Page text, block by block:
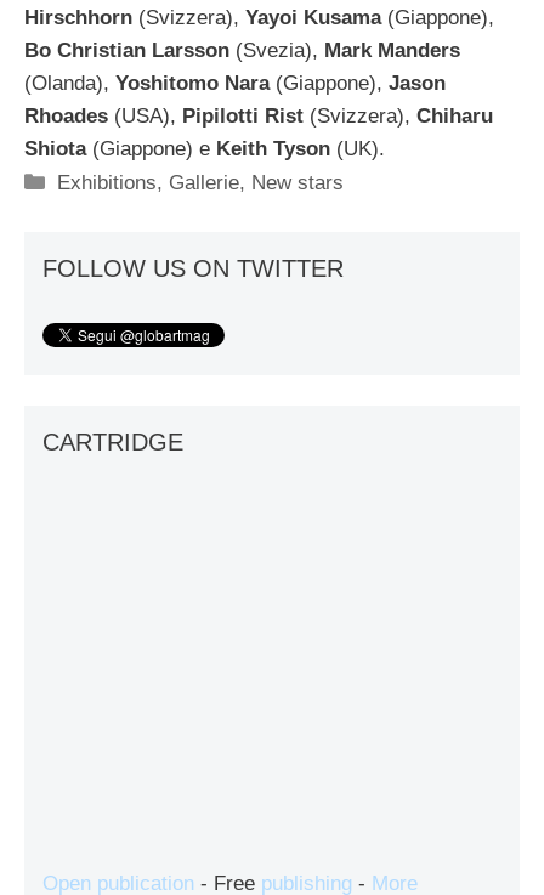
Hirschhorn (Svizzera), Yayoi Kusama(Giappone),
Bo Christian Larsson (Svezia), Mark Manders
(Olanda), Yoshitomo Nara(Giappone), Jason
Rhoades (USA), Pipilotti Rist (Svizzera), Chiharu
Shiota(Giappone) e Keith Tyson (UK).
Categorie
Exhibitions, Gallerie, New stars
FOLLOW US ON TWITTER
CARTRIDGE
Open publication - Free publishing - More